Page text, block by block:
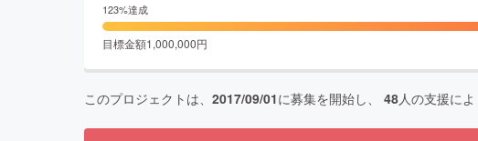
123%達成
目標金額1,000,000円
このプロジェクトは、 2017/09/01に募集を開始し、 48人の支援によ